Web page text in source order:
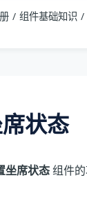
组件基础知识
状态
坐席状态组件